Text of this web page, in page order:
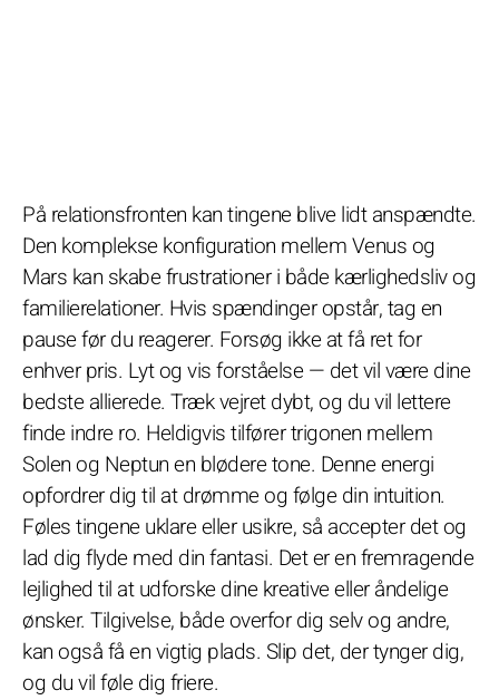
På relationsfronten kan tingene blive lidt anspændte.
Den komplekse konfiguration mellem Venus og
Mars kan skabe frustrationer i både kærlighedsliv og
familierelationer. Hvis spændinger opstår, tag en
pause før du reagerer. Forsøg ikke at få ret for
enhver pris. Lyt og vis forståelse — det vil være dine
bedste allierede. Træk vejret dybt, og du vil lettere
finde indre ro. Heldigvis tilfører trigonen mellem
Solen og Neptun en blødere tone. Denne energi
opfordrer dig til at drømme og følge din intuition.
Føles tingene uklare eller usikre, så accepter det og
lad dig flyde med din fantasi. Det er en fremragende
lejlighed til at udforske dine kreative eller åndelige
ønsker. Tilgivelse, både overfor dig selv og andre,
kan også få en vigtig plads. Slip det, der tynger dig,
og du vil føle dig friere.